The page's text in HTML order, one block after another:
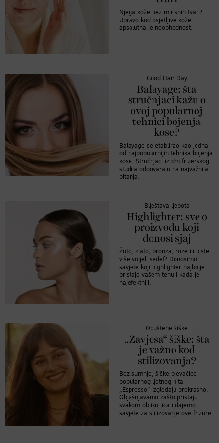
Njega kože bez mirisnih tvari?
Upravo kod osjetljive kože
apsolutna je neophodnost.
Good Hair Day
Balayage: šta
stručnjaci kažu o
ovoj popularnoj
tehnici bojenja
kose?
Balayage se etablirao kao jedna
od najpopularnijih tehnika bojenja
kose. Stručnjaci iz dm frizerskog
studija odgovaraju na najvažnija
pitanja.
Blještava ljepota
Highlighter: sve o
proizvodu koji
donosi sjaj
Žuto, zlato, bronza, roze ili biste
više voljeli sedef? Donosimo
savjete koji highlighter najbolje
pristaje vašem tenu i kada je
najefektniji.
Opuštene šiške
„Zavjesa“ šiške: šta
je važno kod
stilizovanja?
Bez sumnje, šiške pjevačice
popularnog ljetnog hita
„Espresso“ izgledaju prekrasno.
Objašnjavamo zašto pristaju
svakom obliku lica i dajemo
savjete za stilizovanje ove frizure.